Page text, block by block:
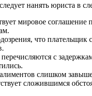
нанять юриста в
мировое
что плательщик
с
слишком
сложившимся